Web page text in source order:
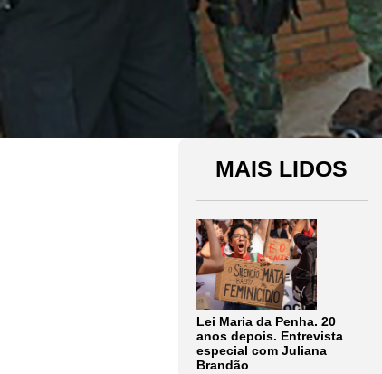
MAIS LIDOS
Lei Maria da Penha. 20
anos depois. Entrevista
especial com Juliana
Brandão